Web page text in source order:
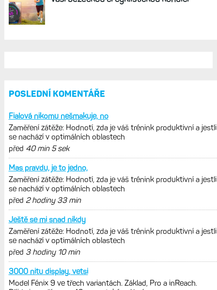
VO2max: Zásadní ukazatel, který změří
vaši běžeckou či cyklistickou kondici